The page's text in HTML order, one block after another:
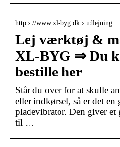
http s://www.xl-byg.dk › udlejning
Lej værktøj &
XL-BYG ⇒ Du
bestille her
Står du over for at skulle
eller indkørsel, så er det en
pladevibrator. Den giver et
til …